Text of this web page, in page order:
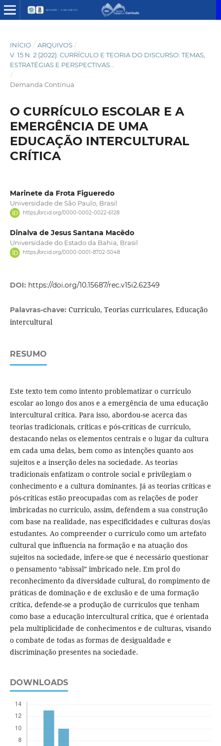
INÍCIO / ARQUIVOS /
V. 15 N. 2 (2022): CURRÍCULO E TEORIA DO DISCURSO: TEMAS,
ESTRATÉGIAS E PERSPECTIVAS...
/
Demanda Contínua
O CURRÍCULO ESCOLAR E A
EMERGÊNCIA DE UMA
EDUCAÇÃO INTERCULTURAL
CRÍTICA
Marinete da Frota Figueredo
Universidade de São Paulo, Brasil
https://orcid.org/0000-0002-0022-6128
Dinalva de Jesus Santana Macêdo
Universidade do Estado da Bahia, Brasil
https://orcid.org/0000-0001-8702-5048
DOI: https://doi.org/10.15687/rec.v15i2.62349
Palavras-chave: Currículo, Teorias curriculares, Educação
intercultural
RESUMO
Este texto tem como intento problematizar o currículo
escolar ao longo dos anos e a emergência de uma educação
intercultural crítica. Para isso, abordou-se acerca das
teorias tradicionais, críticas e pós-críticas de currículo,
destacando nelas os elementos centrais e o lugar da cultura
em cada uma delas, bem como as intenções quanto aos
sujeitos e a inserção deles na sociedade. As teorias
tradicionais enfatizam o controle social e privilegiam o
conhecimento e a cultura dominantes. Já as teorias críticas e
pós-críticas estão preocupadas com as relações de poder
imbricadas no currículo, assim, defendem a sua construção
com base na realidade, nas especificidades e culturas dos/as
estudantes. Ao compreender o currículo como um artefato
cultural que influencia na formação e na atuação dos
sujeitos na sociedade, infere-se que é necessário questionar
o pensamento “abissal” imbricado nele. Em prol do
reconhecimento da diversidade cultural, do rompimento de
práticas de dominação e de exclusão e de uma formação
crítica, defende-se a produção de currículos que tenham
como base a educação intercultural crítica, que é orientada
pela multiplicidade de conhecimentos e de culturas, visando
o combate de todas as formas de desigualdade e
discriminação presentes na sociedade.
DOWNLOADS